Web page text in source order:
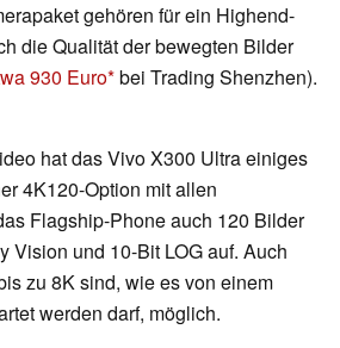
gehören für ein Highend-
die Qualität der bewegten Bilder
930 Euro bei Trading Shenzhen).
hat das Vivo X300 Ultra einiges
4K120-Option mit allen
Flagship-Phone auch 120 Bilder
Vision und 10-Bit LOG auf. Auch
zu 8K sind, wie es von einem
werden darf, möglich.